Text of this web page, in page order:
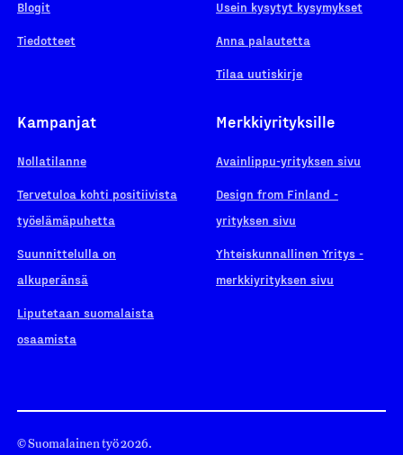
Blogit
Tiedotteet
Usein kysytyt kysymykset
Anna palautetta
Tilaa uutiskirje
Kampanjat
Nollatilanne
Tervetuloa kohti positiivista
työelämäpuhetta
Suunnittelulla on
alkuperänsä
Liputetaan suomalaista
osaamista
Merkkiyrityksille
Avainlippu-yrityksen sivu
Design from Finland -
yrityksen sivu
Yhteiskunnallinen Yritys -
merkkiyrityksen sivu
© Suomalainen työ 2026.